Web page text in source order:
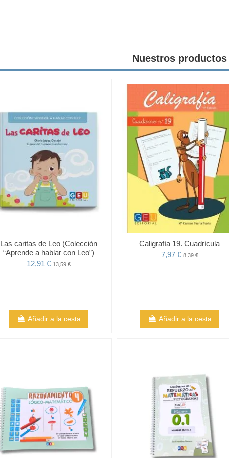
Nuestros productos
Las caritas de Leo (Colección
“Aprende a hablar con Leo”)
12,91 € 13,59 €
Añadir a la cesta
Caligrafía 19. Cuadrícula
7,97 € 8,39 €
Añadir a la cesta